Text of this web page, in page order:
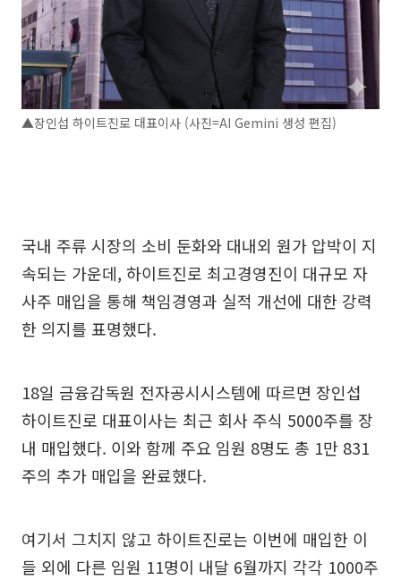
▲장인섭 하이트진로 대표이사 (사진=AI Gemini 생성 편집)
국내 주류 시장의 소비 둔화와 대내외 원가 압박이 지
속되는 가운데, 하이트진로 최고경영진이 대규모 자
사주 매입을 통해 책임경영과 실적 개선에 대한 강력
한 의지를 표명했다.
18일 금융감독원 전자공시시스템에 따르면 장인섭
하이트진로 대표이사는 최근 회사 주식 5000주를 장
내 매입했다. 이와 함께 주요 임원 8명도 총 1만 831
주의 추가 매입을 완료했다.
여기서 그치지 않고 하이트진로는 이번에 매입한 이
들 외에 다른 임원 11명이 내달 6월까지 각각 1000주